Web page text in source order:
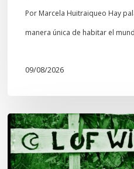
Por Marcela Huitraiqueo Hay
manera única de habitar el
09/08/2026
Lof
Winkül
Küsra